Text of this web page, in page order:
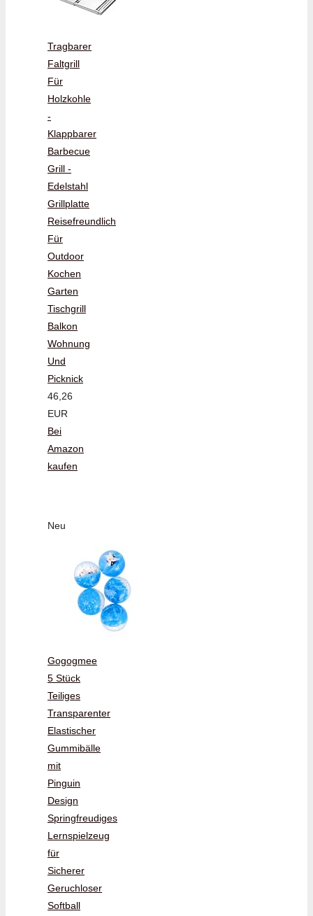
Tragbarer
Faltgrill
Für
Holzkohle
-
Klappbarer
Barbecue
Grill -
Edelstahl
Grillplatte
Reisefreundlich
Für
Outdoor
Kochen
Garten
Tischgrill
Balkon
Wohnung
Und
Picknick
46,26
EUR
Bei
Amazon
kaufen
Neu
Gogogmee
5 Stück
Teiliges
Transparenter
Elastischer
Gummibälle
mit
Pinguin
Design
Springfreudiges
Lernspielzeug
für
Sicherer
Geruchloser
Softball